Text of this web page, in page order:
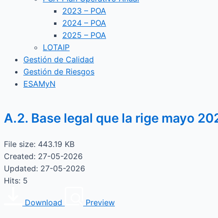
2023 – POA
2024 – POA
2025 – POA
LOTAIP
Gestión de Calidad
Gestión de Riesgos
ESAMyN
A.2. Base legal que la rige mayo
File size: 443.19 KB
Created: 27-05-2026
Updated: 27-05-2026
Hits: 5
Download Preview